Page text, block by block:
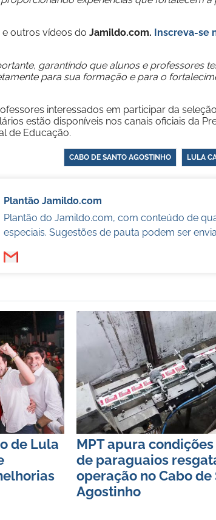
e outros vídeos do Jamildo.com. Inscreva-se
garantindo que alunos e professores
para sua formação e para o
interessados em participar da
estão disponíveis nos canais oficiais da
de Educação.
CABO DE SANTO AGOSTINHO LULA
Plantão Jamildo.com
Plantão do Jamildo.com, com conteúdo de
especiais. Sugestões de pauta podem ser
de Lula
MPT apura
de paraguaios
operação no Cabo de
Agostinho